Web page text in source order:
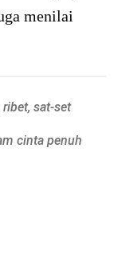
menilai
ribet, sat-set
cinta penuh